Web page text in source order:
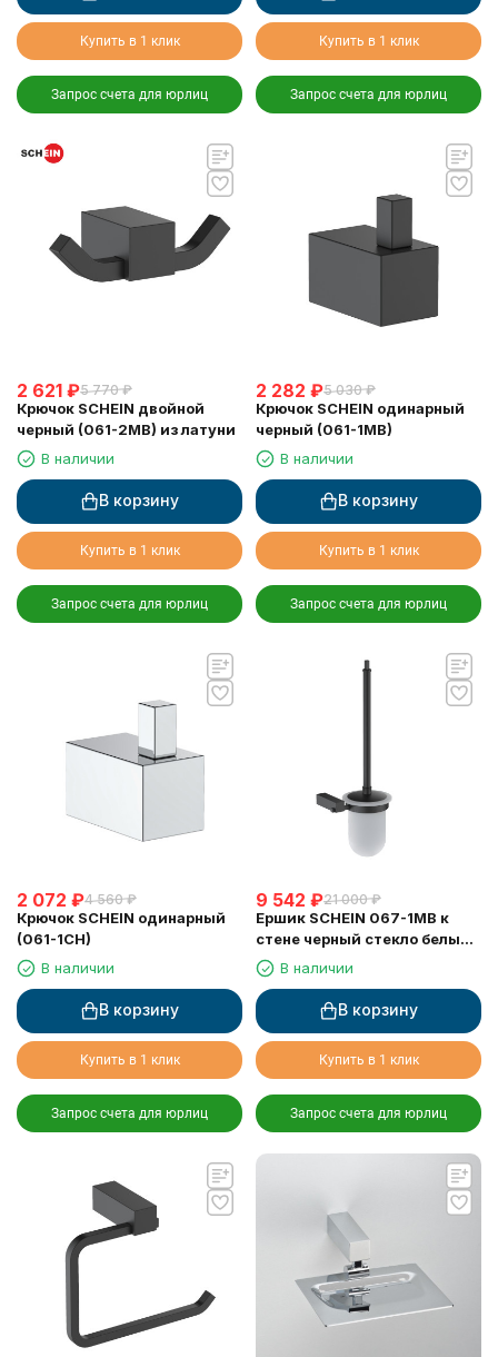
Купить в 1 клик
Запрос счета для юрлиц
Купить в 1 клик
Запрос счета для юрлиц
2 621 ₽5 770 ₽
Крючок SCHEIN двойной
черный (061-2MB) из латуни
В наличии
В корзину
Купить в 1 клик
Запрос счета для юрлиц
2 282 ₽5 030 ₽
Крючок SCHEIN одинарный
черный (061-1MB)
В наличии
В корзину
Купить в 1 клик
Запрос счета для юрлиц
2 072 ₽4 560 ₽
Крючок SCHEIN одинарный
(061-1CH)
В наличии
В корзину
Купить в 1 клик
Запрос счета для юрлиц
9 542 ₽21 000 ₽
Ершик SCHEIN 067-1MB к
стене черный стекло белый
матовый
В наличии
В корзину
Купить в 1 клик
Запрос счета для юрлиц